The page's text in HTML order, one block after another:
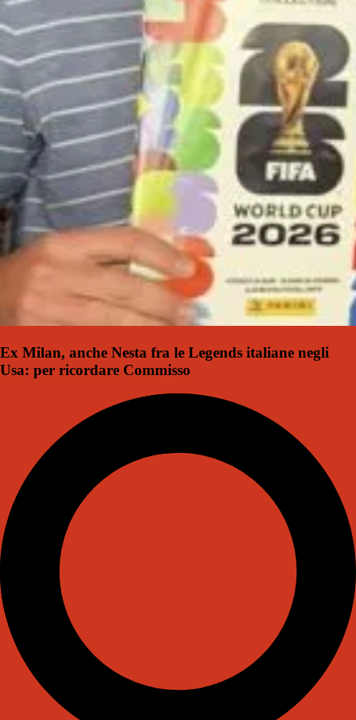
Ex Milan, anche Nesta fra le Legends italiane negli
Usa: per ricordare Commisso